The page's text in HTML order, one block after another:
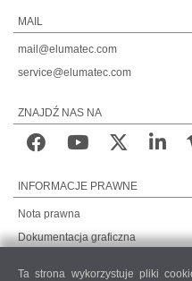
MAIL
mail@elumatec.com
service@elumatec.com
ZNAJDŹ NAS NA
INFORMACJE PRAWNE
Nota prawna
Dokumentacja graficzna
Ta strona wykorzystuje pliki